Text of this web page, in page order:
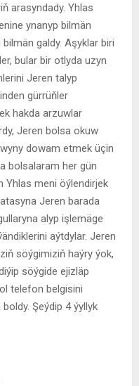
arasyndady. Yhlas
ynanyp bilmän
galdy. Aşyklar biri
bular bir otlyda uzyn
Jeren talyp
gürrüňler
hakda arzuwlar
Jeren bolsa okuw
dowam etmek üçin
bolsalaram her gün
Yhlas meni öýlendirjek
Jeren barada
alyp işlemäge
aýtdylar. Jeren
söýgimiziň haýry ýok,
söýgide ejizläp
telefon belgisini
Şeýdip 4 ýyllyk